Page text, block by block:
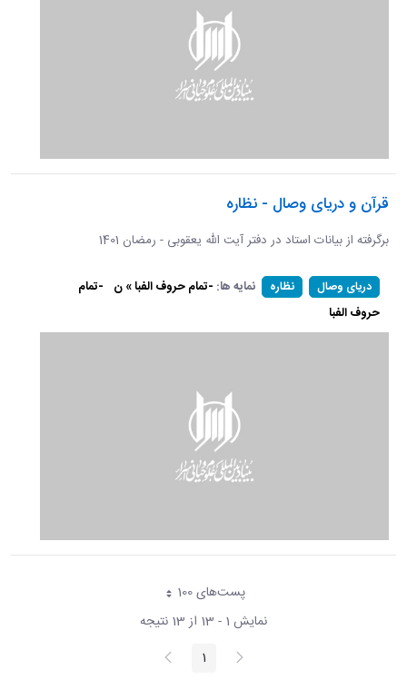
قرآن و دریای وصال - نظاره
برگرفته از بیانات استاد در دفتر آیت الله یعقوبی - رمضان 1401
دریای وصال نظاره نمایه ها: -تمام حروف الفبا » ن -تمام
حروف الفبا
پست‌‌های 100هر صفحه
نمایش 1 - 13 از 13 نتیجه
پیغام
قبلی صفحه1 صفحه
بعد